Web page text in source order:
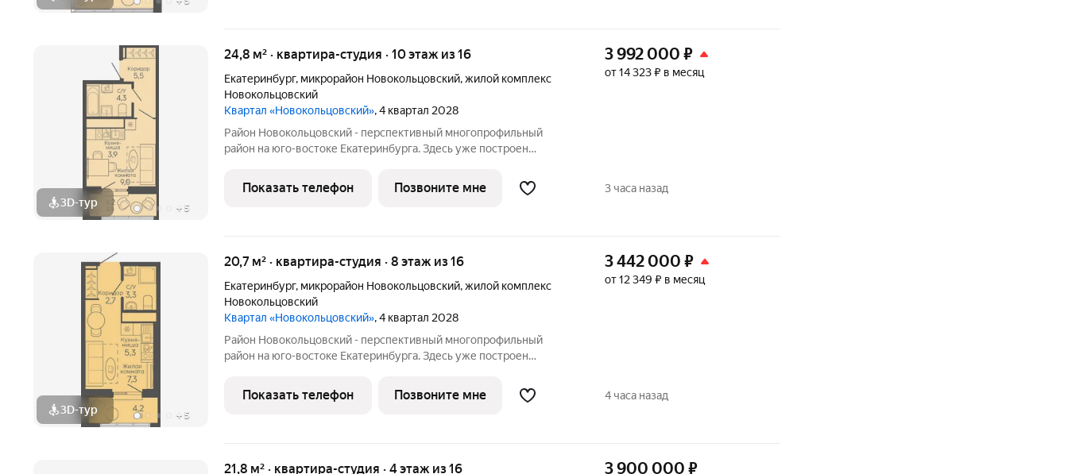
3D-тур + 5
24,8 м² · квартира-студия · 10 этаж из 16
Екатеринбург, микрорайон Новокольцовский,жилой комплекс
Новокольцовский
Квартал «Новокольцовский», 4 квартал 2028
Район Новокольцовский - перспективный многопрофильный
район на юго-востоке Екатеринбурга. Здесь уже построен
международного уровня: Дворец водных видов спорта,
общественный и медицинский центры,
3 992 000 ₽
от 14 323 ₽ в месяц
Показать телефон Позвоните мне 3 часа назад
3D-тур + 5
20,7 м² · квартира-студия · 8 этаж из 16
Екатеринбург, микрорайон Новокольцовский,жилой комплекс
Новокольцовский
Квартал «Новокольцовский», 4 квартал 2028
Район Новокольцовский - перспективный многопрофильный
район на юго-востоке Екатеринбурга. Здесь уже построен
международного уровня: Дворец водных видов спорта,
общественный и медицинский центры,
3 442 000 ₽
от 12 349 ₽ в месяц
Показать телефон Позвоните мне 4 часа назад
21,8 м² · квартира-студия · 4 этаж из 16 3 900 000 ₽